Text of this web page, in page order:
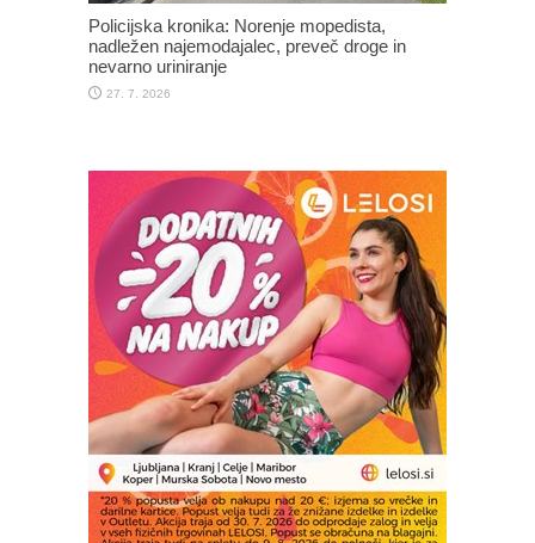
Policijska kronika: Norenje mopedista,
nadležen najemodajalec, preveč droge in
nevarno uriniranje
27. 7. 2026